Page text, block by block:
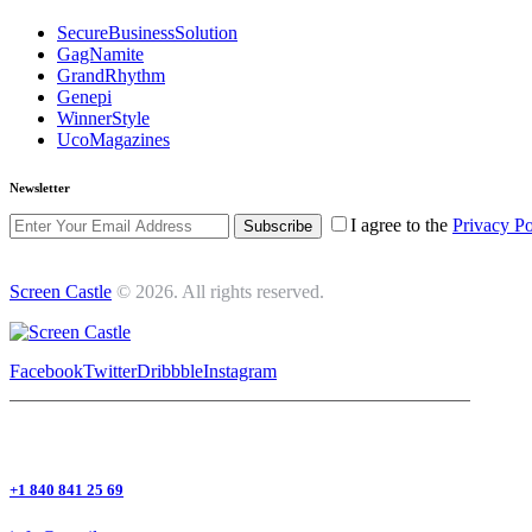
SecureBusinessSolution
GagNamite
GrandRhythm
Genepi
WinnerStyle
UcoMagazines
Newsletter
Subscribe I agree to the Privacy
Screen Castle © 2026. All rights reserved.
FacebookTwitterDribbbleInstagram
+1 840 841 25 69